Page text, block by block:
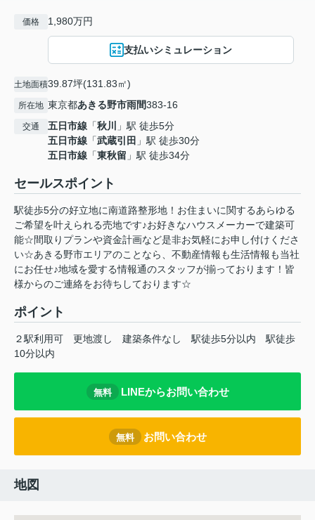
価格 1,980万円
支払いシミュレーション
土地面積39.87坪(131.83㎡)
所在地 東京都あきる野市雨間383-16
交通 五日市線 「秋川
」駅 徒歩5分
五日市線 「武蔵引田 」駅 徒歩30分
五日市線 「東秋留 」駅 徒歩34分
セールスポイント
駅徒歩5分の好立地に南道路整形地！お住まいに関するあらゆる
ご希望を叶えられる売地です♪お好きなハウスメーカーで建築可
能☆間取りプランや資金計画など是非お気軽にお申し付けくださ
い☆あきる野市エリアのことなら、不動産情報も生活情報も当社
にお任せ♪地域を愛する情報通のスタッフが揃っております！皆
様からのご連絡をお待ちしております☆
ポイント
２駅利用可 更地渡し 建築条件なし 駅徒歩5分以内
駅徒歩
10分以内
無料 LINEからお問い合わせ
無料 お問い合わせ
地図